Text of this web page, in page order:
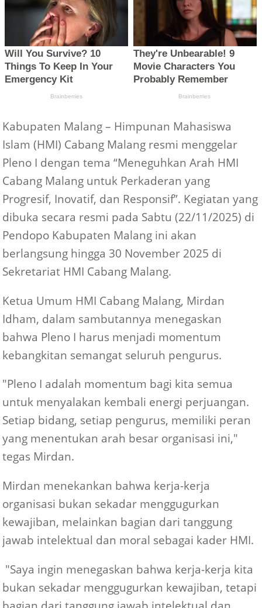
Kabupaten Malang – Himpunan Mahasiswa
Islam (HMI) Cabang Malang resmi menggelar
Pleno I dengan tema “Meneguhkan Arah HMI
Cabang Malang untuk Perkaderan yang
Progresif, Inovatif, dan Responsif”. Kegiatan yang
dibuka secara resmi pada Sabtu (22/11/2025) di
Pendopo Kabupaten Malang ini akan
berlangsung hingga 30 November 2025 di
Sekretariat HMI Cabang Malang.
Ketua Umum HMI Cabang Malang, Mirdan
Idham, dalam sambutannya menegaskan
bahwa Pleno I harus menjadi momentum
kebangkitan semangat seluruh pengurus.
"Pleno I adalah momentum bagi kita semua
untuk menyalakan kembali energi perjuangan.
Setiap bidang, setiap pengurus, memiliki peran
yang menentukan arah besar organisasi ini,"
tegas Mirdan.
Mirdan menekankan bahwa kerja-kerja
organisasi bukan sekadar menggugurkan
kewajiban, melainkan bagian dari tanggung
jawab intelektual dan moral sebagai kader HMI.
"Saya ingin menegaskan bahwa kerja-kerja kita
bukan sekadar menggugurkan kewajiban, tetapi